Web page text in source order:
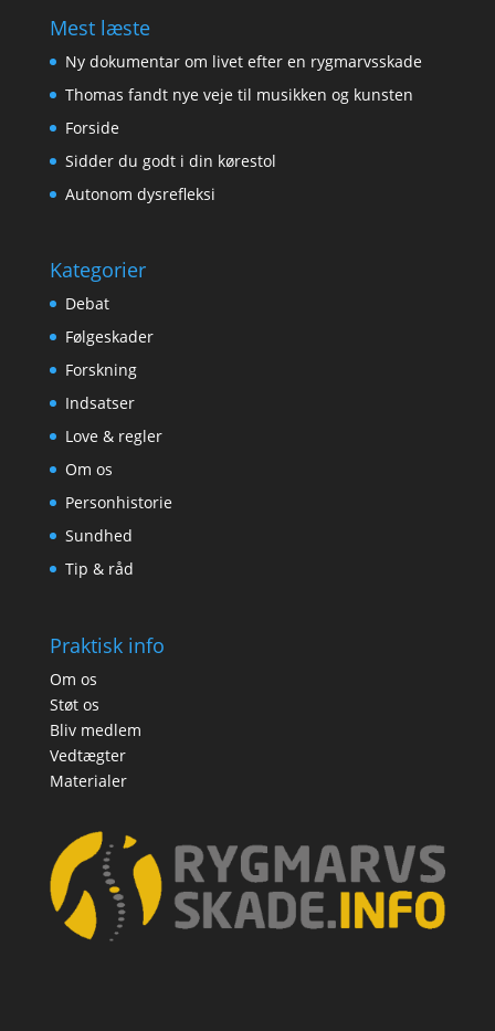
Mest læste
Ny dokumentar om livet efter en rygmarvsskade
Thomas fandt nye veje til musikken og kunsten
Forside
Sidder du godt i din kørestol
Autonom dysrefleksi
Kategorier
Debat
Følgeskader
Forskning
Indsatser
Love & regler
Om os
Personhistorie
Sundhed
Tip & råd
Praktisk info
Om os
Støt os
Bliv medlem
Vedtægter
Materialer